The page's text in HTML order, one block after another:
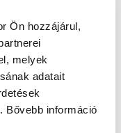
Ön hozzájárul,
melyek
adatait
Bővebb információ